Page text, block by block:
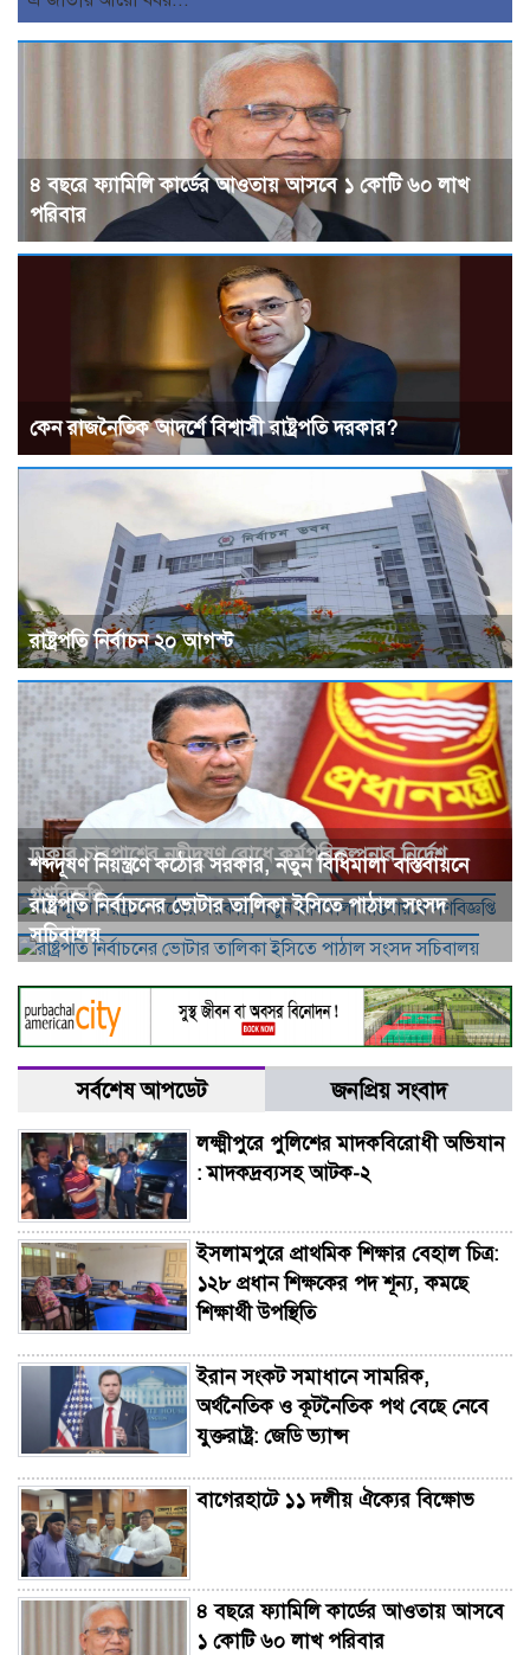
৪ বছরে ফ্যামিলি কার্ডের আওতায় আসবে ১ কোটি ৬০ লাখ
পরিবার
কেন রাজনৈতিক আদর্শে বিশ্বাসী রাষ্ট্রপতি দরকার?
রাষ্ট্রপতি নির্বাচন ২০ আগস্ট
ঢাকার চারপাশের নদীদূষণ রোধে কর্মপরিকল্পনার নির্দেশ
শব্দদূষণ নিয়ন্ত্রণে কঠোর সরকার, নতুন বিধিমালা বাস্তবায়নে
গণবিজ্ঞপ্তি
রাষ্ট্রপতি নির্বাচনের ভোটার তালিকা ইসিতে পাঠাল সংসদ
সচিবালয়
সর্বশেষ আপডেট জনপ্রিয় সংবাদ
লক্ষ্মীপুরে পুলিশের মাদকবিরোধী অভিযান
: মাদকদ্রব্যসহ আটক-২
ইসলামপুরে প্রাথমিক শিক্ষার বেহাল চিত্র:
১২৮ প্রধান শিক্ষকের পদ শূন্য, কমছে
শিক্ষার্থী উপস্থিতি
ইরান সংকট সমাধানে সামরিক,
অর্থনৈতিক ও কূটনৈতিক পথ বেছে নেবে
যুক্তরাষ্ট্র: জেডি ভ্যান্স
বাগেরহাটে ১১ দলীয় ঐক্যের বিক্ষোভ
৪ বছরে ফ্যামিলি কার্ডের আওতায় আসবে
১ কোটি ৬০ লাখ পরিবার